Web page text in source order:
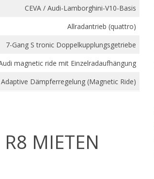
CEVA / Audi-Lamborghini-V10-Basis
Allradantrieb (quattro)
7-Gang S tronic Doppelkupplungsgetriebe
magnetic ride mit Einzelradaufhängung
Adaptive Dämpferregelung (Magnetic Ride)
MIETEN